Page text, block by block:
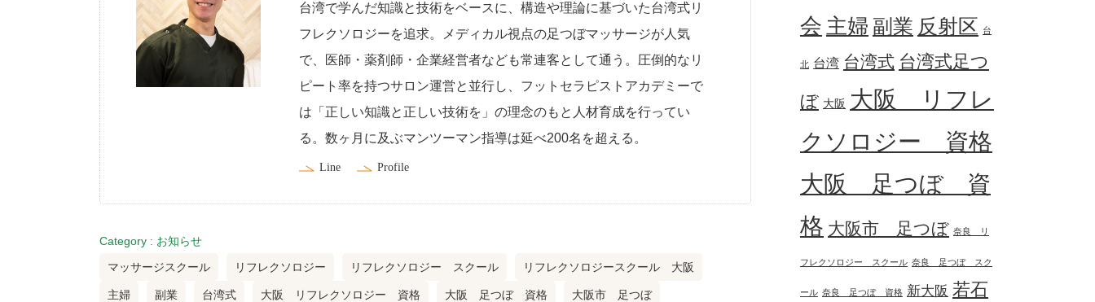
台湾で学んだ知識と技術をベースに、構造や理論に基づいた台湾式リ
フレクソロジーを追求。メディカル視点の足つぼマッサージが人気
で、医師・薬剤師・企業経営者なども常連客として通う。圧倒的なリ
ピート率を持つサロン運営と並行し、フットセラピストアカデミーで
は「正しい知識と正しい技術を」の理念のもと人材育成を行ってい
る。数ヶ月に及ぶマンツーマン指導は延べ200名を超える。
Line Profile
Category : お知らせ
マッサージスクール
リフレクソロジー リフレクソロジー スクール リフレクソロジースクール 大阪
主婦 副業 台湾式 大阪 リフレクソロジー 資格 大阪 足つぼ 資格 大阪市 足つぼ
会 主婦 副業 反射区 台
北 台湾 台湾式 台湾式足つ
ぼ 大阪 大阪 リフレ
クソロジー 資格
大阪 足つぼ 資
格 大阪市 足つぼ 奈良 リ
フレクソロジー スクール 奈良 足つぼ スク
ール 奈良 足つぼ 資格 新大阪 若石